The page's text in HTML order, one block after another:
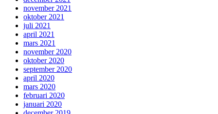
november 2021
oktober 2021
juli 2021
april 2021
mars 2021
november 2020
oktober 2020
september 2020
april 2020
mars 2020
februari 2020
januari 2020